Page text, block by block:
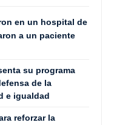
en un hospital de
a un paciente
su programa
de la
e igualdad
reforzar la